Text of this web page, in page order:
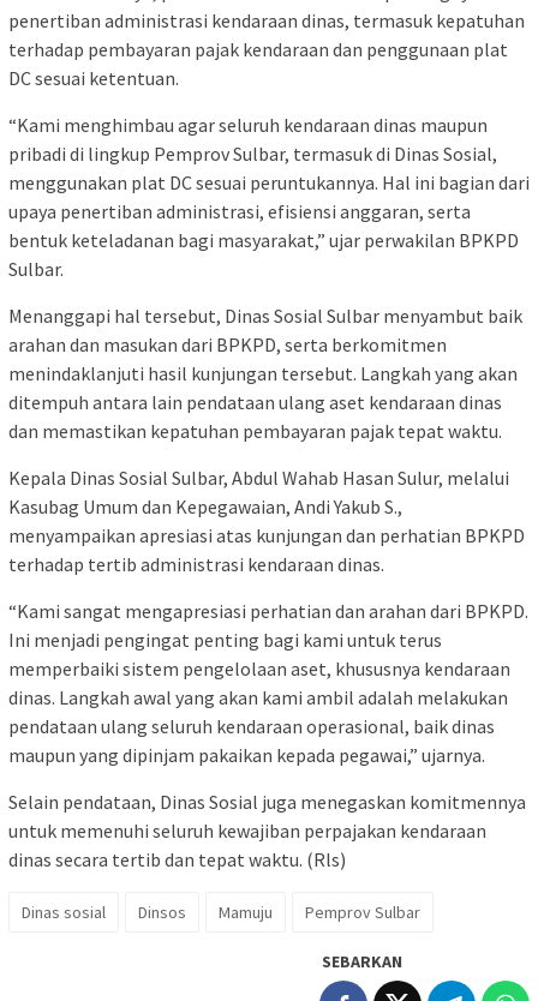
penertiban administrasi kendaraan dinas, termasuk kepatuhan
terhadap pembayaran pajak kendaraan dan penggunaan plat
DC sesuai ketentuan.
“Kami menghimbau agar seluruh kendaraan dinas maupun
pribadi di lingkup Pemprov Sulbar, termasuk di Dinas Sosial,
menggunakan plat DC sesuai peruntukannya. Hal ini bagian dari
upaya penertiban administrasi, efisiensi anggaran, serta
bentuk keteladanan bagi masyarakat,” ujar perwakilan BPKPD
Sulbar.
Menanggapi hal tersebut, Dinas Sosial Sulbar menyambut baik
arahan dan masukan dari BPKPD, serta berkomitmen
menindaklanjuti hasil kunjungan tersebut. Langkah yang akan
ditempuh antara lain pendataan ulang aset kendaraan dinas
dan memastikan kepatuhan pembayaran pajak tepat waktu.
Kepala Dinas Sosial Sulbar, Abdul Wahab Hasan Sulur, melalui
Kasubag Umum dan Kepegawaian, Andi Yakub S.,
menyampaikan apresiasi atas kunjungan dan perhatian BPKPD
terhadap tertib administrasi kendaraan dinas.
“Kami sangat mengapresiasi perhatian dan arahan dari BPKPD.
Ini menjadi pengingat penting bagi kami untuk terus
memperbaiki sistem pengelolaan aset, khususnya kendaraan
dinas. Langkah awal yang akan kami ambil adalah melakukan
pendataan ulang seluruh kendaraan operasional, baik dinas
maupun yang dipinjam pakaikan kepada pegawai,” ujarnya.
Selain pendataan, Dinas Sosial juga menegaskan komitmennya
untuk memenuhi seluruh kewajiban perpajakan kendaraan
dinas secara tertib dan tepat waktu. (Rls)
Dinas sosial Dinsos Mamuju Pemprov Sulbar
SEBARKAN